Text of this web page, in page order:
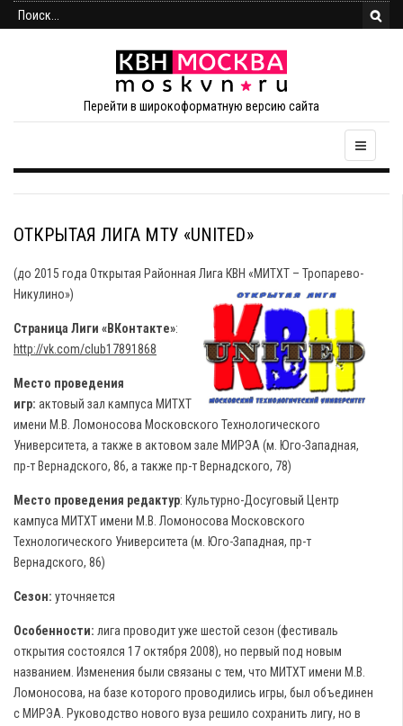
Перейти в широкоформатную версию сайта
ОТКРЫТАЯ ЛИГА МТУ «UNITED»
(до 2015 года Открытая Районная Лига КВН «МИТХТ – Тропарево-
Никулино»)
Страница Лиги «ВКонтакте»:
http://vk.com/club17891868
Место проведения
игр: актовый зал кампуса МИТХТ
имени М.В. Ломоносова Московского Технологического
Университета, а также в актовом зале МИРЭА (м. Юго-Западная,
пр-т Вернадского, 86, а также пр-т Вернадского, 78)
Место проведения редактур: Культурно-Досуговый Центр
кампуса МИТХТ имени М.В. Ломоносова Московского
Технологического Университета (м. Юго-Западная, пр-т
Вернадского, 86)
Сезон: уточняется
Особенности: лига проводит уже шестой сезон (фестиваль
открытия состоялся 17 октября 2008), но первый под новым
названием. Изменения были связаны с тем, что МИТХТ имени М.В.
Ломоносова, на базе которого проводились игры, был объединен
с МИРЭА. Руководство нового вуза решило сохранить лигу, но в